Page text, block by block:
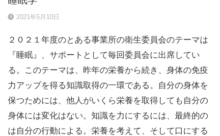
2021年5月10日
２０２１年度のとある事業所の衛生委員会のテーマは
『睡眠』、サポートとして毎回委員会に出席してい
る。このテーマは、昨年の栄養から続き、身体の免疫
力アップを得る知識取得の一環である。自分の身体を
保つためには、他人がいくら栄養を取得しても自分の
身体には変化はない。知識を力にするには、最終的の
は自分の行動による。栄養を考えて、そして口にする